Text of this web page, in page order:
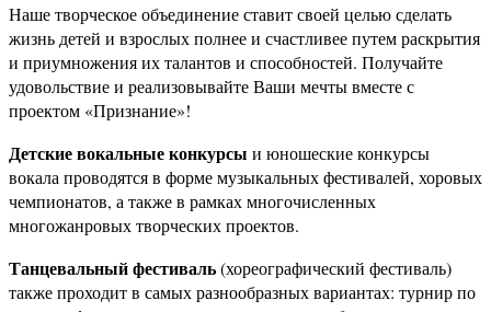
Наше творческое объединение ставит своей целью сделать
жизнь детей и взрослых полнее и счастливее путем раскрытия
и приумножения их талантов и способностей. Получайте
удовольствие и реализовывайте Ваши мечты вместе с
проектом «Признание»!
Детские вокальные конкурсы и юношеские конкурсы
вокала проводятся в форме музыкальных фестивалей, хоровых
чемпионатов, а также в рамках многочисленных
многожанровых творческих проектов.
Танцевальный фестиваль(хореографический фестиваль)
также проходит в самых разнообразных вариантах: турнир по